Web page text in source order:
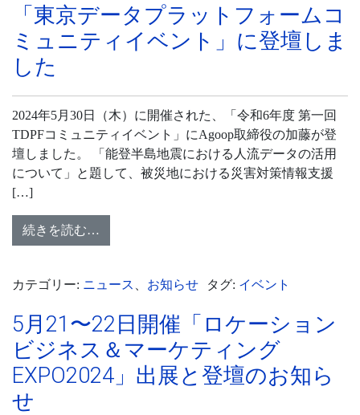
「東京データプラットフォームコ
ミュニティイベント」に登壇しま
した
2024年5月30日（木）に開催された、「令和6年度 第一回
TDPFコミュニティイベント」にAgoop取締役の加藤が登
壇しました。 「能登半島地震における人流データの活用
について」と題して、被災地における災害対策情報支援
[…]
続きを読む…
カテゴリー: ニュース お知らせ タグ: イベント
5月21〜22日開催「ロケーション
ビジネス＆マーケティング
EXPO2024」出展と登壇のお知ら
せ